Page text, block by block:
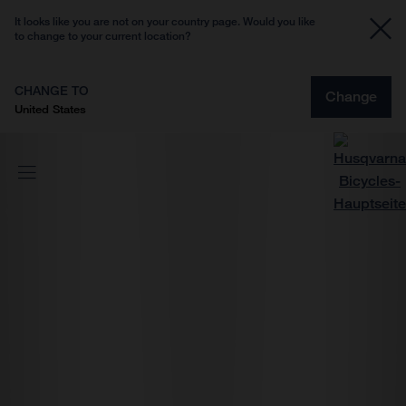
It looks like you are not on your country page. Would you like
to change to your current location?
CHANGE TO
United States
Change